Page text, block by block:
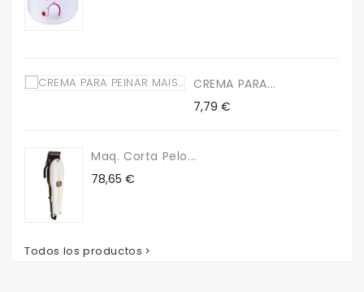
CREMA PARA...
Precio
7,79 €
Maq. Corta Pelo...
Precio
78,65 €
Todos los productos 